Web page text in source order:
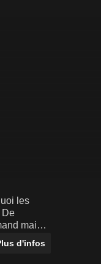
les
De
mais
d'infos